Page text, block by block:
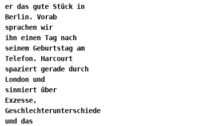
er das gute Stück in
Berlin. Vorab
sprachen wir
ihn einen Tag nach
seinem Geburtstag am
Telefon. Harcourt
spaziert gerade durch
London und
sinniert über
Exzesse,
Geschlechterunterschiede
und das